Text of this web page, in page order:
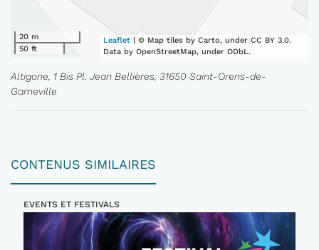
20 m
50 ft
Leaflet | © Map tiles by Carto, under CC BY 3.0.
Data by OpenStreetMap, under ODbL.
Altigone, 1 Bis Pl. Jean Bellières, 31650 Saint-Orens-de-
Gameville
CONTENUS SIMILAIRES
EVENTS ET FESTIVALS